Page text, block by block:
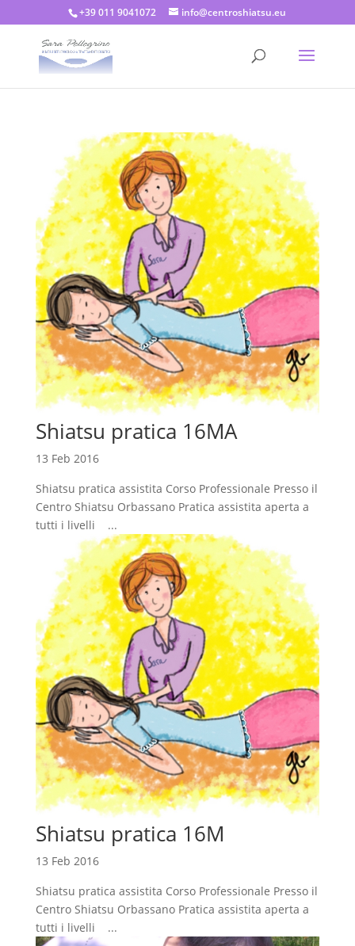
+39 011 9041072 info@centroshiatsu.eu
Shiatsu pratica 16MA
13 Feb 2016
Shiatsu pratica assistita Corso Professionale Presso il
Centro Shiatsu Orbassano Pratica assistita aperta a
tutti i livelli ...
Shiatsu pratica 16M
13 Feb 2016
Shiatsu pratica assistita Corso Professionale Presso il
Centro Shiatsu Orbassano Pratica assistita aperta a
tutti i livelli ...